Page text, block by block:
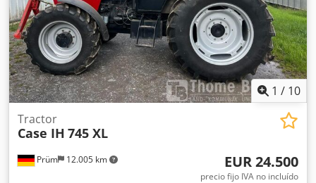
la presión de los rodillos Estructura estable de hierro
fundido Accionamiento eléctrico Mesa de trabajo Estado:
usada Aplicaciones: producción de libros de tapa dura,
encuadernaciones, imprentas, empresas de artes gráficas,
producción de álbumes, catálogos y encuadernaciones.
1 / 10
Prüm 12.005 km
Tractor
Case IH 745 XL
EUR 24.500
precio fijo IVA no incluído